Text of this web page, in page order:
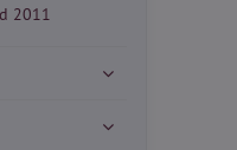
2011